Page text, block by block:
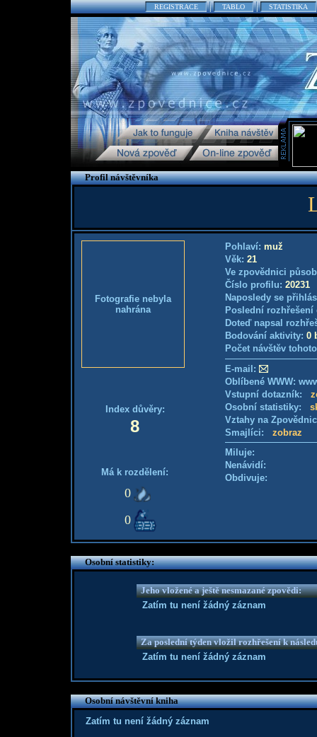
REGISTRACE TABLO STATISTIKA
Profil návštěvníka
Fotografie nebyla
nahrána
Index důvěry:
8
Má k rozdělení:
0
0
Pohlaví: muž
Věk: 21
Ve zpovědnici
Číslo profilu: 20231
Naposledy se
Poslední
Doteď napsal
Bodování aktivity: 0
Počet návštěv
E-mail:
Oblíbené WWW:
Vstupní dotazník:
Osobní statistiky:
Vztahy na
Smajlíci: zobraz
Miluje:
Nenávidí:
Obdivuje:
Osobní statistiky:
Jeho vložené a ještě nesmazané zpovědi:
Zatím tu není žádný záznam
Za poslední týden vložil rozhřešení k
Zatím tu není žádný záznam
Osobní návštěvní kniha
Zatím tu není žádný záznam